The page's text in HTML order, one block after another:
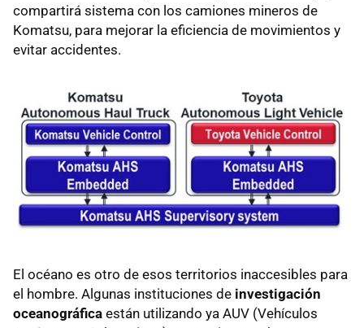
compartirá sistema con los camiones mineros de
Komatsu, para mejorar la eficiencia de movimientos y
evitar accidentes.
El océano es otro de esos territorios inaccesibles para
el hombre. Algunas instituciones de investigación
oceanográfica están utilizando ya AUV (Vehículos